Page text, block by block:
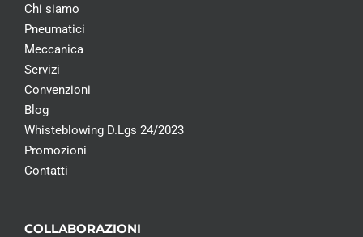
Chi siamo
Pneumatici
Meccanica
Servizi
Convenzioni
Blog
Whisteblowing D.Lgs 24/2023
Promozioni
Contatti
COLLABORAZIONI